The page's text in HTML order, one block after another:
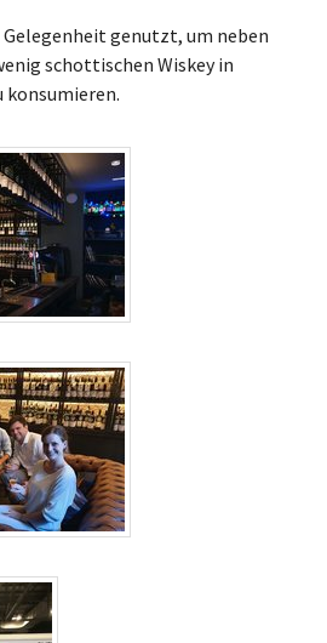
genutzt, um neben
schottischen Wiskey in